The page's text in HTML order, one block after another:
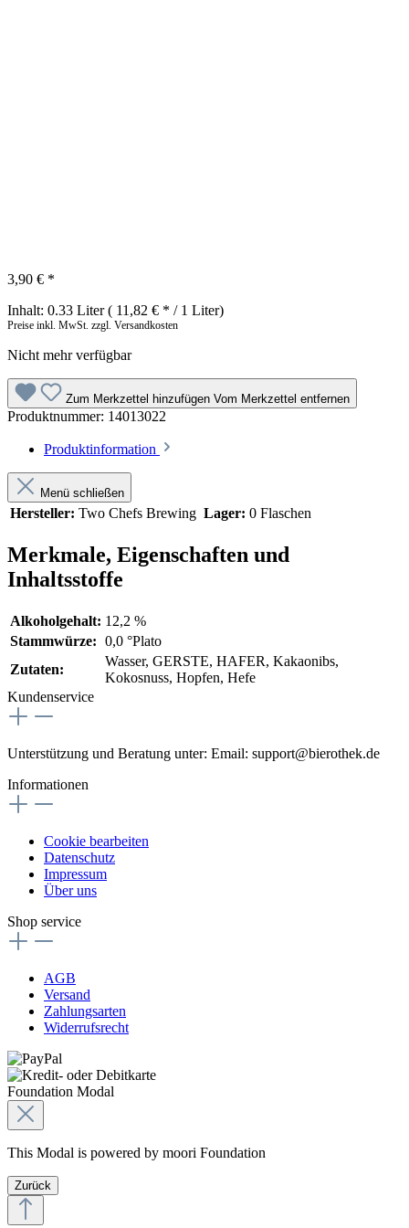
3,90 € *
Inhalt: 0.33 Liter( 11,82 € * / 1 Liter)
Preise inkl. MwSt. zzgl. Versandkosten
Nicht mehr verfügbar
Zum Merkzettel hinzufügen Vom Merkzettel entfernen
Produktnummer: 14013022
Produktinformation
Menü schließen
Hersteller: Two Chefs Brewing Lager: 0 Flaschen
Merkmale, Eigenschaften und
Inhaltsstoffe
Alkoholgehalt: 12,2 %
Stammwürze: 0,0 °Plato
Zutaten:
Wasser, GERSTE, HAFER, Kakaonibs,
Kokosnuss, Hopfen, Hefe
Kundenservice
Unterstützung und Beratung unter: Email: support@bierothek.de
Informationen
Cookie bearbeiten
Datenschutz
Impressum
Über uns
Shop service
AGB
Versand
Zahlungsarten
Widerrufsrecht
Foundation Modal
This Modal is powered by moori Foundation
Zurück